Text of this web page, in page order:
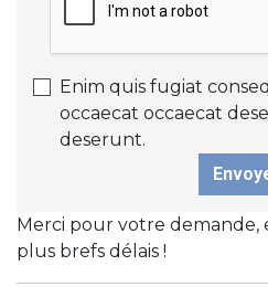
Enim quis fugiat
occaecat occaecat
deserunt.
Merci pour votre demande,
plus brefs délais !